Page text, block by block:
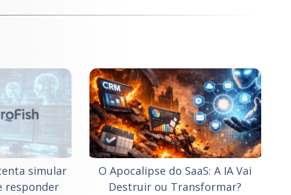
simular
responder
O Apocalipse do SaaS: A IA Vai
Destruir ou Transformar?